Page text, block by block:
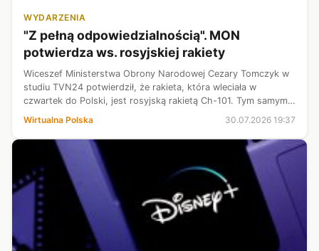
WYDARZENIA
"Z pełną odpowiedzialnością". MON
potwierdza ws. rosyjskiej rakiety
Wiceszef Ministerstwa Obrony Narodowej Cezary Tomczyk w
studiu TVN24 potwierdził, że rakieta, która wleciała w
czwartek do Polski, jest rosyjską rakietą Ch-101. Tym samym
potwierdziły się wstępne doniesienia.
Wirtualna Polska 30.07.2026 19:37